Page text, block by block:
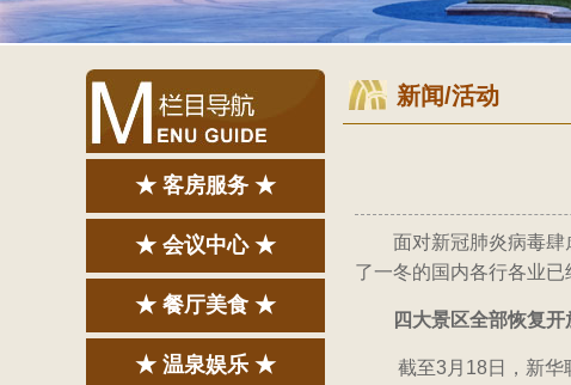
★ 客房服务 ★
★ 会议中心 ★
★ 餐厅美食 ★
★ 温泉娱乐 ★
新闻/活动
面对新冠肺炎病毒
了一冬的国内各行各业
四大景区全部恢复开
截至3月18日，新华